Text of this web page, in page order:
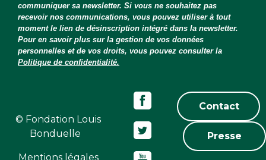
communiquer sa newsletter. Si vous ne souhaitez pas
recevoir nos communications, vous pouvez utiliser à tout
moment le lien de désinscription intégré dans la newsletter.
Pour en savoir plus sur la gestion de vos données
personnelles et de vos droits, vous pouvez consulter la
Politique de confidentialité.
© Fondation Louis
Bonduelle
Mentions légales
Contact
Presse